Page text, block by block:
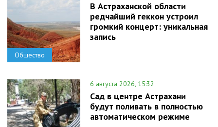
Общество
В Астраханской области
редчайший геккон устроил
громкий концерт: уникальная
запись
6 августа 2026, 15:32
Сад в центре Астрахани
будут поливать в полностью
автоматическом режиме